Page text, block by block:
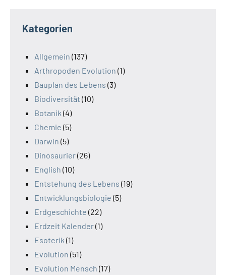
Kategorien
Allgemein (137)
Arthropoden Evolution (1)
Bauplan des Lebens (3)
Biodiversität (10)
Botanik (4)
Chemie (5)
Darwin (5)
Dinosaurier(26)
English (10)
Entstehung des Lebens (19)
Entwicklungsbiologie (5)
Erdgeschichte (22)
Erdzeit Kalender(1)
Esoterik (1)
Evolution (51)
Evolution Mensch (17)